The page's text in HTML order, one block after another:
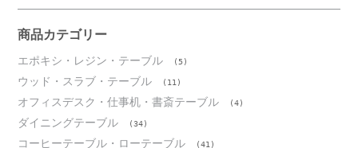
ブ
商品カテゴリー
エポキシ・レジン・テーブル (5)
ウッド・スラブ・テーブル (11)
オフィスデスク・仕事机・書斎テーブル (4)
ダイニングテーブル (34)
コーヒーテーブル・ローテーブル (41)